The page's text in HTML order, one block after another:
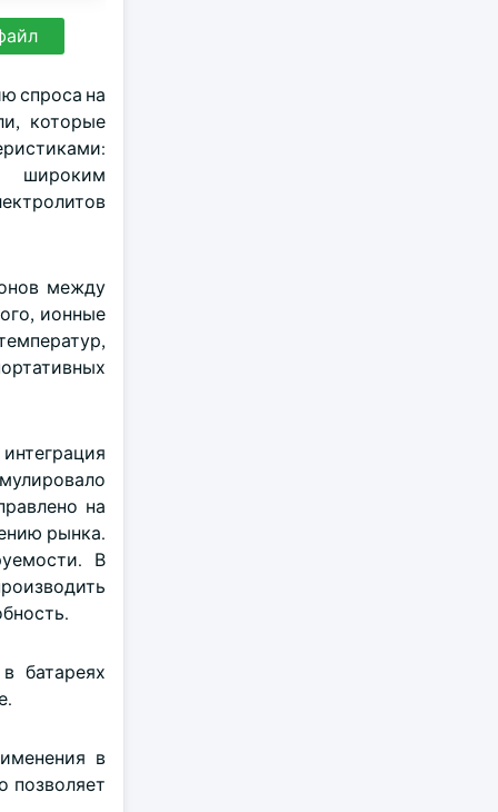
спроса на
которые
широким
между
ионные
на
рынка.
В
батареях
в
позволяет